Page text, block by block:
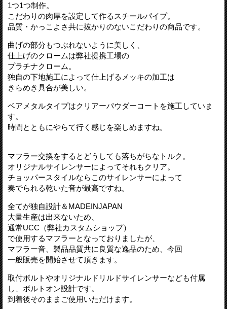
1つ1つ制作。
こだわりの肉厚を設定して作るスチールパイプ。
品質・かっこよさ共に抜かりのないこだわりの商品です。
曲げの部分もつぶれないように美しく、
仕上げのクロームは弊社提携工場の
プラチナクローム。
独自の下地施工によって仕上げるメッキの加工は
きらめき具合が美しい。
ベアメタルタイプはクリアーパウダーコートを施工していま
す。
時間とともにやらて行く感じを楽しめますね。
マフラー交換をするとどうしても落ちがちなトルク。
オリジナルサイレンサーによってそれもクリア。
チョッパースタイルならこのサイレンサーによって
奏でられる乾いた音が最高ですね。
全てが独自設計＆MADEINJAPAN
大量生産は出来ないため、
通常UCC（弊社カスタムショップ）
で使用するマフラーとなっておりましたが、
マフラー音、製品品質共に良質な逸品のため、今回
一般販売を開始させて頂きます。
取付ボルトやオリジナルドリルドサイレンサーなども付属
し、ボルトオン設計です。
到着後そのままご使用いただけます。